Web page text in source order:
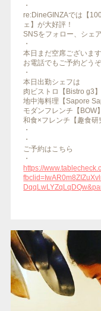
・
re:DineGINZAでは【
ェ】が大好評！
SNSをフォロー、シ
・
本日まだ空席ございます
お電話でもご予約どうぞ
・
本日出勤シェフは
肉ビストロ【Bistro g3
地中海料理【Sapore
モダンフレンチ【BOW
和食×フレンチ【趣食研
・
・
ご予約はこちら
・
https://